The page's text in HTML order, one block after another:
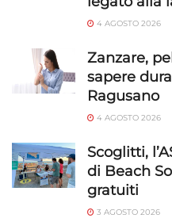
4 AGOSTO 2026
Zanzare,
sapere
Ragusano
4 AGOSTO 2026
Scoglitti,
di Beach
gratuiti
3 AGOSTO 2026